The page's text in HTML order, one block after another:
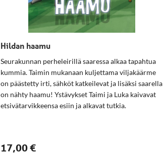
Hildan haamu
Seurakunnan perheleirillä saaressa alkaa tapahtua
kummia. Taimin mukanaan kuljettama viljakäärme
on päästetty irti, sähköt katkeilevat ja lisäksi saarella
on nähty haamu! Ystävykset Taimi ja Luka kaivavat
etsivätarvikkeensa esiin ja alkavat tutkia.
17,00 €